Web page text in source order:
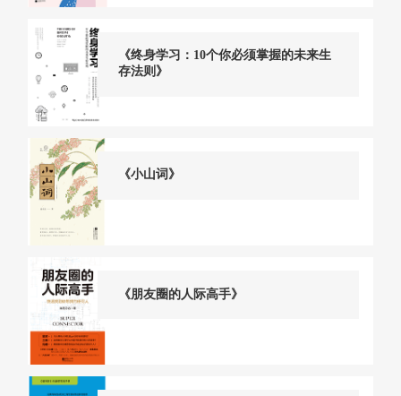
《终身学习：10个你必须掌握的未来生
存法则》
《小山词》
《朋友圈的人际高手》